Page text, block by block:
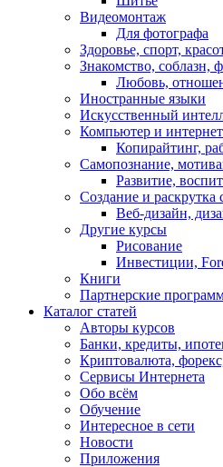
Видеомонтаж
Для фотографа
Здоровье, спорт,
Знакомство, соблазн,
Любовь,
Иностранные языки
Искусственный
Компьютер и интернет
Копирайтинг,
Самопознание,
Развитие,
Создание и раскрутка
Веб-дизайн,
Другие курсы
Рисование
Инвестиции,
Книги
Партнерские
Каталог статей
Авторы курсов
Банки, кредиты,
Криптовалюта,
Сервисы Интернета
Обо всём
Обучение
Интересное в сети
Новости
Приложения